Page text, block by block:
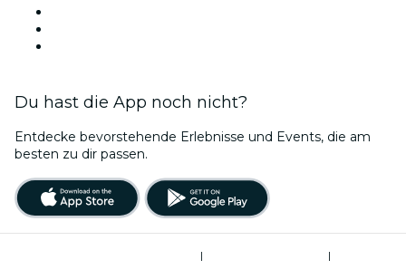
Du hast die App noch nicht?
Entdecke bevorstehende Erlebnisse und Events, die am
besten zu dir passen.
|
|